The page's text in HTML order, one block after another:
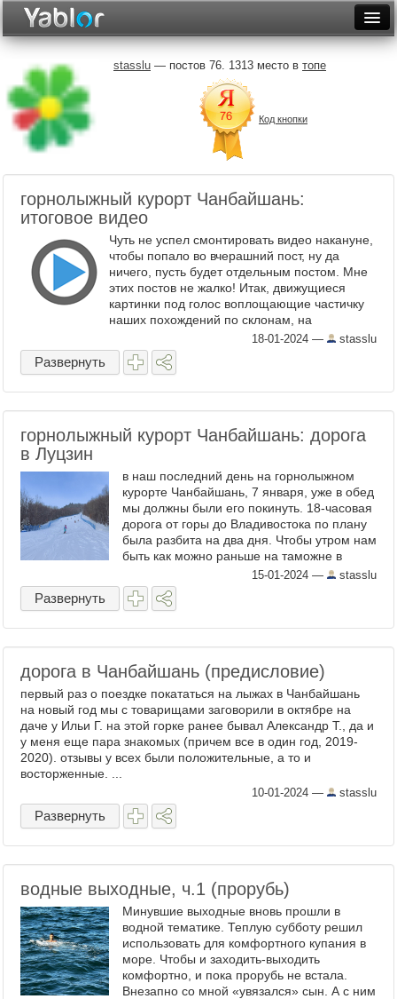
Неделя
Месяц
Архив
Видеотоп
stasslu — постов 76. 1313 место в топе
Код кнопки
горнолыжный курорт Чанбайшань:
итоговое видео
Чуть не успел смонтировать видео накануне,
чтобы попало во вчерашний пост, ну да
ничего, пусть будет отдельным постом. Мне
этих постов не жалко! Итак, движущиеся
картинки под голос воплощающие частичку
наших похождений по склонам, на
снегоходах и в аквапарке. ...18-01-2024 — stasslu
Развернуть
горнолыжный курорт Чанбайшань: дорога
в Луцзин
в наш последний день на горнолыжном
курорте Чанбайшань, 7 января, уже в обед
мы должны были его покинуть. 18-часовая
дорога от горы до Владивостока по плану
была разбита на два дня. Чтобы утром нам
быть как можно раньше на таможне в
Хуньчуне, ночевать лучше уже сразу в нем
(или просто ...
15-01-2024 — stasslu
Развернуть
дорога в Чанбайшань (предисловие)
первый раз о поездке покататься на лыжах в Чанбайшань
на новый год мы с товарищами заговорили в октябре на
даче у Ильи Г. на этой горке ранее бывал Александр Т., да и
у меня еще пара знакомых (причем все в один год, 2019-
2020). отзывы у всех были положительные, а то и
восторженные. ...
10-01-2024 — stasslu
Развернуть
водные выходные, ч.1 (прорубь)
Минувшие выходные вновь прошли в
водной тематике. Теплую субботу решил
использовать для комфортного купания в
море. Чтобы и заходить-выходить
комфортно, и пока прорубь не встала.
Внезапно со мной «увязался» сын. А с ним